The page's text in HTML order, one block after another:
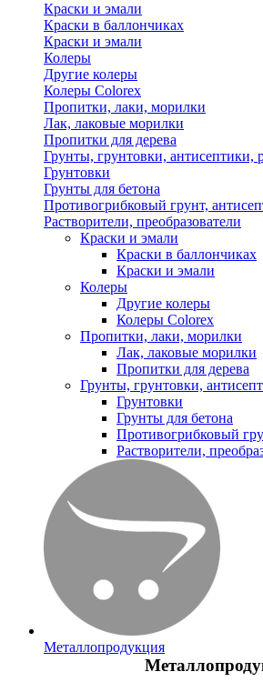
Краски и эмали
Краски в баллончиках
Краски и эмали
Колеры
Другие колеры
Колеры Colorex
Пропитки, лаки, морилки
Лак, лаковые морилки
Пропитки для дерева
Грунты, грунтовки, антисептики,
Грунтовки
Грунты для бетона
Противогрибковый грунт,
Растворители, преобразователи
Краски и эмали
Краски в баллончиках
Краски и эмали
Колеры
Другие колеры
Колеры Colorex
Пропитки, лаки, морилки
Лак, лаковые морилки
Пропитки для дерева
Грунты, грунтовки,
Грунтовки
Грунты для бетона
Противогрибковый
Растворители,
Металлопродукция